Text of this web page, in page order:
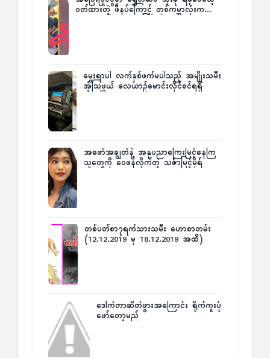
ဝတ်ထားတဲ့ ဖိနပ်ကြောင့် တစ်ကမ္ဘာလုံးက
မွေးရာပါ လက်နှစ်ဖက်မပါသည့် အမျိုးသမီး
အံ့သြဖွယ် လေယာဉ်မောင်းလိုင်စင်ရရှိ
အဖော်အချွတ်နဲ့ အနုပညာကြေးမြင့်နေကြ
သူတွေကို ဝေဖန်လိုက်တဲ့ သင်္ဇာမြင့်မိုရ်
တစ်ပတ်စာ၇ရက်သားသမီး ဟောစာတမ်း
(12.12.2019 မှ 18.12.2019 အထိ)
ဒေါက်တာဆိတ်ဖွားအကြောင်း ရိုက်ကူးပုံ
ဖော်တော့မည်